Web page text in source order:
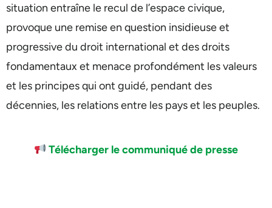
situation entraîne le recul de l’espace civique,
provoque une remise en question insidieuse et
progressive du droit international et des droits
fondamentaux et menace profondément les valeurs
et les principes qui ont guidé, pendant des
décennies, les relations entre les pays et les peuples.
Télécharger le communiqué de presse